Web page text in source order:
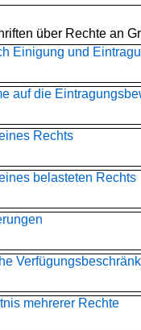
über Rechte an
Einigung und
auf die
Rechts
belasteten Rechts
mehrerer Rechte